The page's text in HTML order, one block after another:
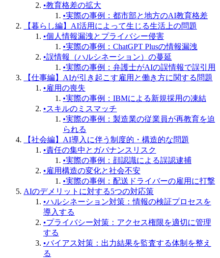
•教育格差の拡大
•実際の事例：都市部と地方のAI教育格差
【暮らし編】AI活用によって生じる生活上の問題
•個人情報漏洩とプライバシー侵害
•実際の事例：ChatGPT Plusの情報漏洩
•誤情報（ハルシネーション）の蔓延
•実際の事例：弁護士がAIの誤情報で誤引用
【仕事編】AIが引き起こす雇用と働き方に関する問題
•雇用の喪失
•実際の事例：IBMによる新規採用の凍結
•スキルのミスマッチ
•実際の事例：製造業の従業員が再教育を迫
られる
【社会編】AI導入に伴う制度的・構造的な問題
•責任の集中とガバナンスリスク
•実際の事例：顔認識による誤認逮捕
•雇用構造の変化と社会不安
•実際の事例：配送ドライバーの雇用に打撃
AIのデメリットに対する5つの対応策
•ハルシネーション対策：情報の検証プロセスを
導入する
•プライバシー対策：アクセス権限を適切に管理
する
•バイアス対策：出力結果を監査する体制を整え
る